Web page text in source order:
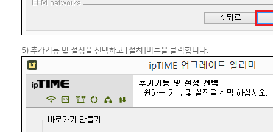
5) 추가기능 및 설정을 선택하고 [설치]버튼을 클릭합니다.